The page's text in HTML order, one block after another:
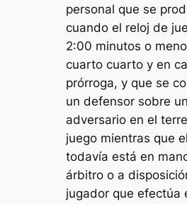
personal que se
cuando el reloj de
2:00 minutos o
cuarto cuarto y en
prórroga, y que se
un defensor sobre un
adversario en el
juego mientras que
todavía está en
árbitro o a
jugador que efectúa